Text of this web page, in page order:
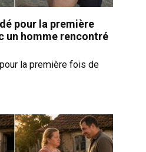
pour la première
un homme rencontré
la première fois de